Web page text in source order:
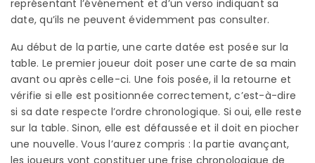
représentant l’événement et d’un verso indiquant sa
date, qu’ils ne peuvent évidemment pas consulter.
Au début de la partie, une carte datée est posée sur la
table. Le premier joueur doit poser une carte de sa main
avant ou après celle-ci. Une fois posée, il la retourne et
vérifie si elle est positionnée correctement, c’est-à-dire
si sa date respecte l’ordre chronologique. Si oui, elle reste
sur la table. Sinon, elle est défaussée et il doit en piocher
une nouvelle. Vous l’aurez compris : la partie avançant,
les joueurs vont constituer une frise chronologique de